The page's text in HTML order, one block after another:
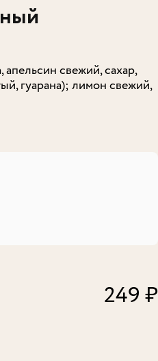
свежий, сахар,
гуарана); лимон свежий,
249 ₽